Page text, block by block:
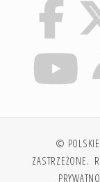
© POLSKIE
ZASTRZEŻONE.